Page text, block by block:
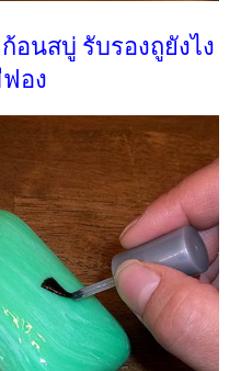
อนสบู่ รับรองถูยังไง
อง